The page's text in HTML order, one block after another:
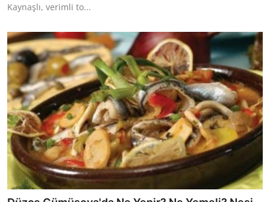
Mutfak Sırları & Teknikler
Gıda Sözlüğü & Nedir?
Yemek Tarifleri & Menüler
Kaynaşlı, verimli to...